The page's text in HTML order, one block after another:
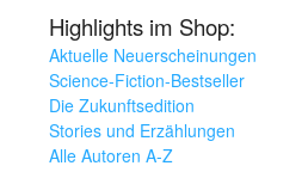
Highlights im Shop:
Aktuelle Neuerscheinungen
Science-Fiction-Bestseller
Die Zukunftsedition
Stories und Erzählungen
Alle Autoren A-Z